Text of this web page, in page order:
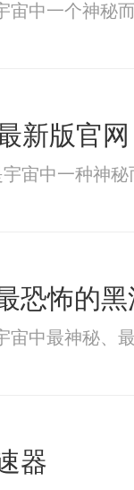
宙中一个神秘
新版官网
宙中一种神
恐怖的黑
宙中最神秘、
器